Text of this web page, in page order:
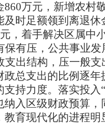
860万元，新增农村
及时足额领到离退休
，着手解决区属中
保有压，公共事业
支出结构，压一般
政总支出的比例逐年
持力度。 落实投入
纳入区级财政预算
教育现代化的进程明